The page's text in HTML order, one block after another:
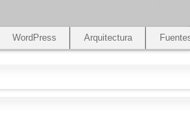
WordPress Arquitectura